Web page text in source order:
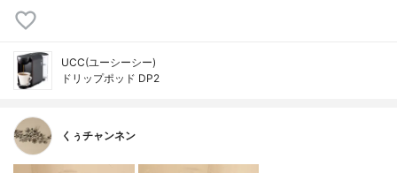
UCC(ユーシーシー)
ドリップポッド DP2
くぅチャンネン